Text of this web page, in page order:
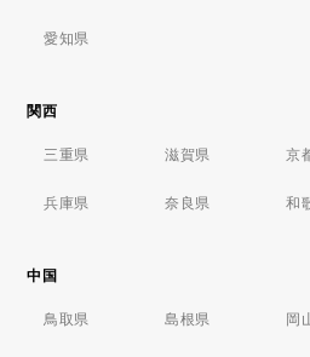
愛知県
関西
三重県 滋賀県 京
兵庫県 奈良県 和
中国
鳥取県 島根県 岡